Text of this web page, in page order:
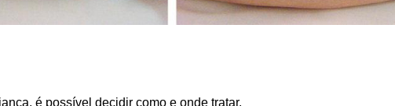
é possível decidir como e onde tratar.